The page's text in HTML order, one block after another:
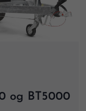
og BT5000